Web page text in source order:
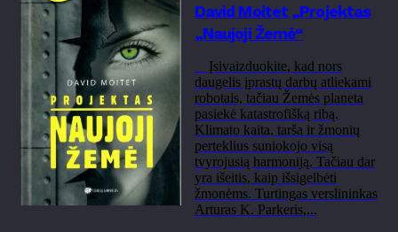
David Moitet „Projektas
„Naujoji Žemė“
Įsivaizduokite, kad nors
daugelis įprastų darbų atliekami
robotais, tačiau Žemės planeta
pasiekė katastrofišką ribą.
Klimato kaita, tarša ir žmonių
perteklius suniokojo visą
tvyrojusią harmoniją. Tačiau dar
yra išeitis, kaip išsigelbėti
žmonėms. Turtingas verslininkas
Arturas K. Parkeris,...